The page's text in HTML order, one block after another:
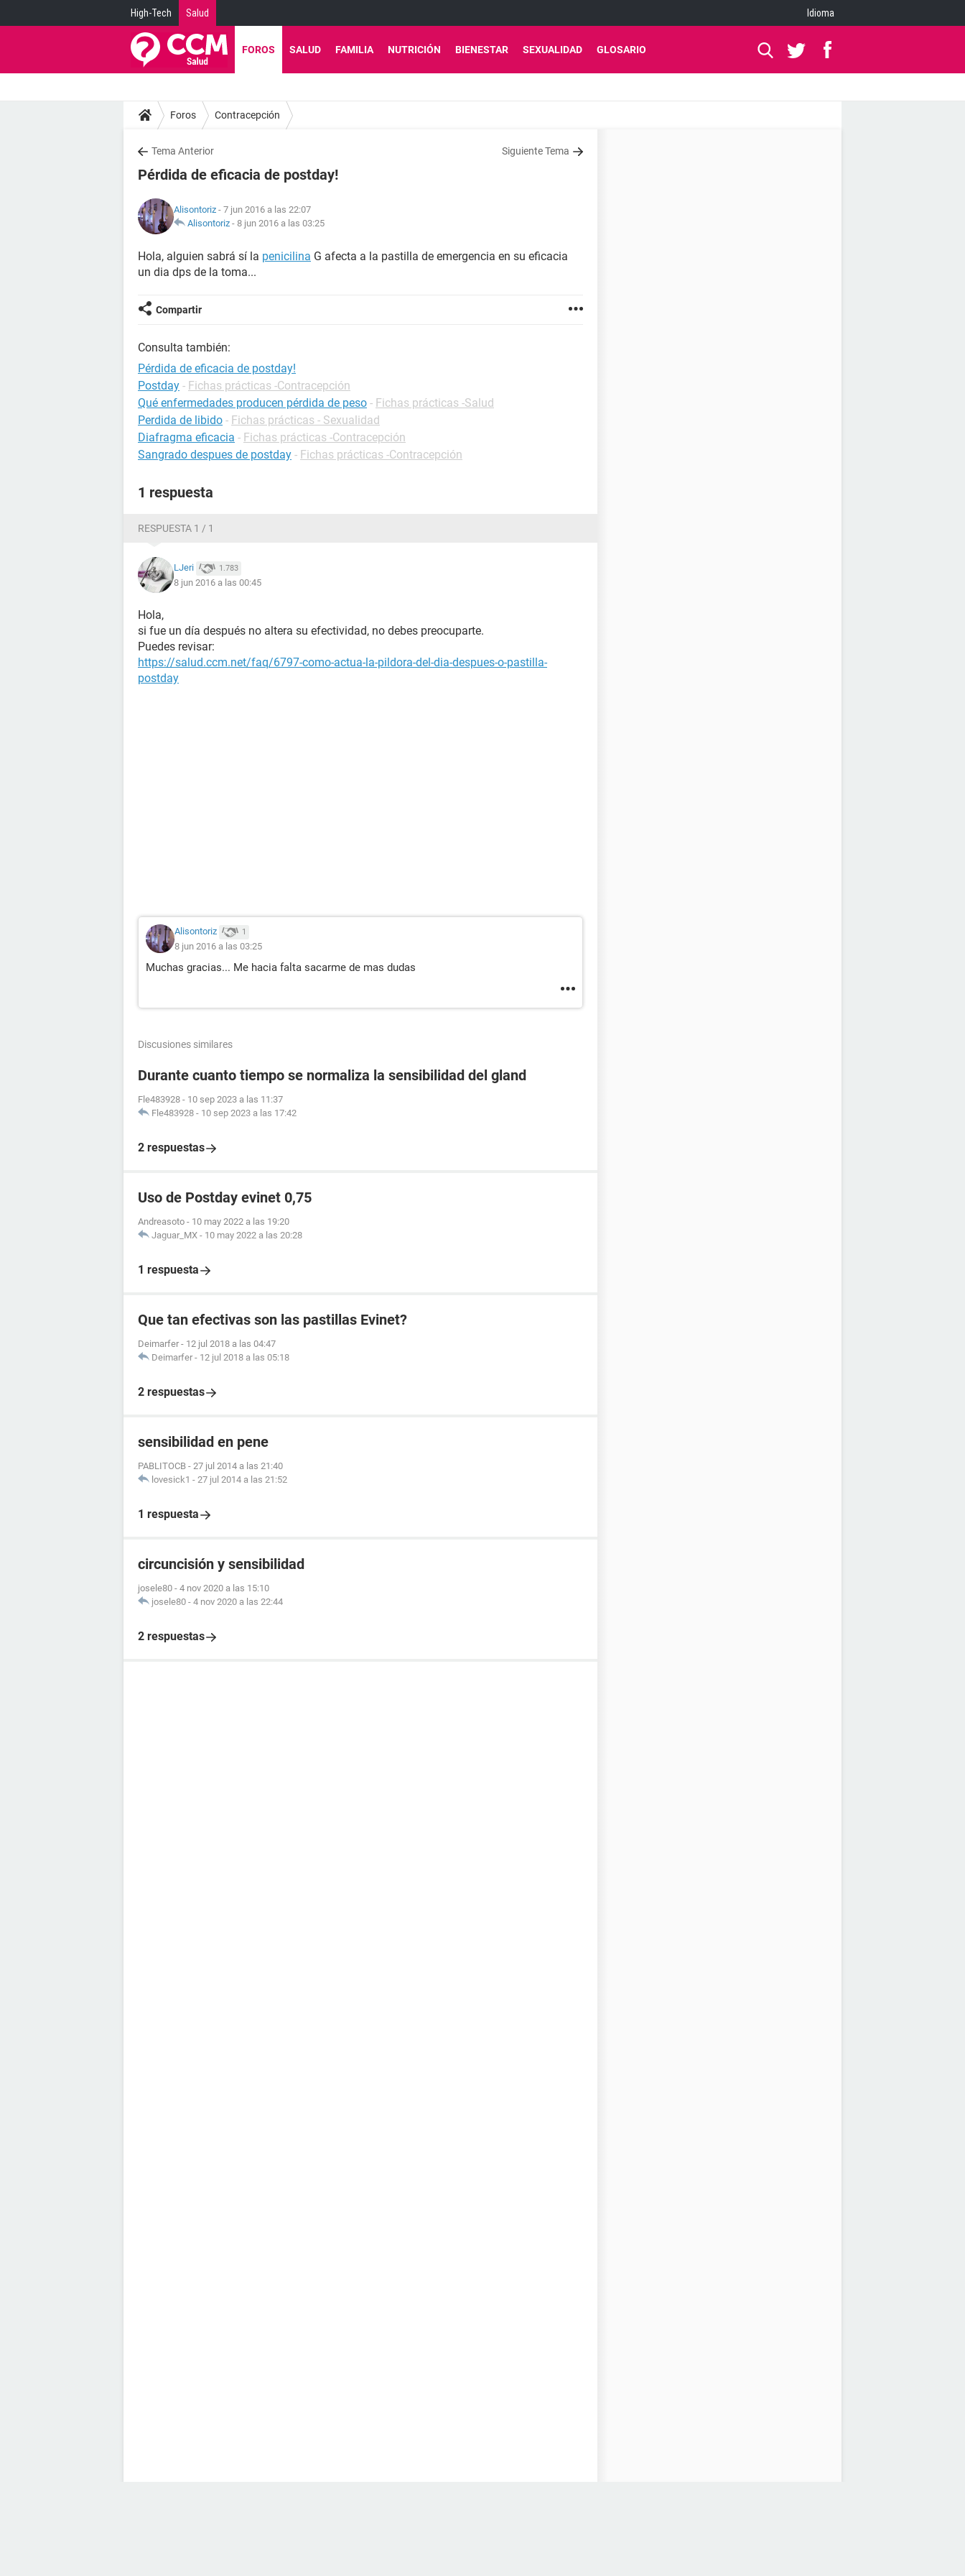
High-Tech Salud Idioma
FOROS SALUD FAMILIA NUTRICIÓN BIENESTAR SEXUALIDAD GLOSARIO
Foros Contracepción
Tema Anterior Siguiente Tema
Pérdida de eficacia de postday!
Alisontoriz - 7 jun 2016 a las 22:07
Alisontoriz - 8 jun 2016 a las 03:25
Hola, alguien sabrá sí la penicilina G afecta a la pastilla de emergencia en su eficacia
un dia dps de la toma...
Compartir
Consulta también:
Pérdida de eficacia de postday!
Postday - Fichas prácticas -Contracepción
Qué enfermedades producen pérdida de peso - Fichas prácticas -Salud
Perdida de libido - Fichas prácticas - Sexualidad
Diafragma eficacia - Fichas prácticas -Contracepción
Sangrado despues de postday - Fichas prácticas -Contracepción
1 respuesta
RESPUESTA 1 / 1
LJeri 1.783
8 jun 2016 a las 00:45
Hola,
si fue un día después no altera su efectividad, no debes preocuparte.
Puedes revisar:
https://salud.ccm.net/faq/6797-como-actua-la-pildora-del-dia-despues-o-pastilla-
postday
Alisontoriz 1
8 jun 2016 a las 03:25
Muchas gracias... Me hacia falta sacarme de mas dudas
Discusiones similares
Durante cuanto tiempo se normaliza la sensibilidad del gland
Fle483928 - 10 sep 2023 a las 11:37
Fle483928 - 10 sep 2023 a las 17:42
2 respuestas
Uso de Postday evinet 0,75
Andreasoto - 10 may 2022 a las 19:20
Jaguar_MX - 10 may 2022 a las 20:28
1 respuesta
Que tan efectivas son las pastillas Evinet?
Deimarfer - 12 jul 2018 a las 04:47
Deimarfer - 12 jul 2018 a las 05:18
2 respuestas
sensibilidad en pene
PABLITOCB - 27 jul 2014 a las 21:40
lovesick1 - 27 jul 2014 a las 21:52
1 respuesta
circuncisión y sensibilidad
josele80 - 4 nov 2020 a las 15:10
josele80 - 4 nov 2020 a las 22:44
2 respuestas